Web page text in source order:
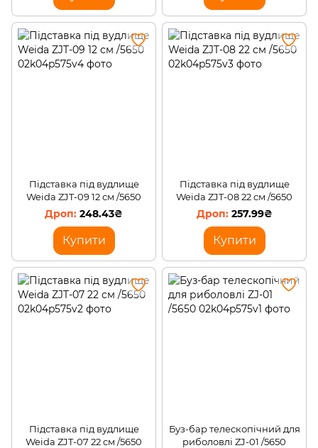
Підставка під вудлище
Weida ZJT-09 12 см /5650
248.43₴
Купити
Підставка під вудлище
Weida ZJT-08 22 см /5650
257.99₴
Купити
Підставка під вудлище
Weida ZJT-07 22 см /5650
Буз-бар телескопічний для
риболовлі ZJ-01 /5650